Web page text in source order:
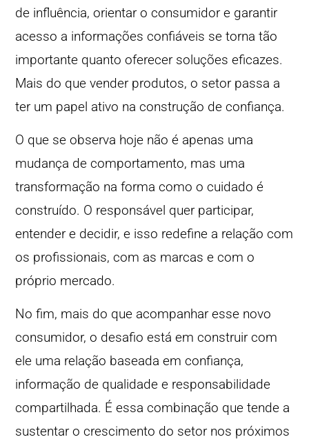
de influência, orientar o consumidor e garantir
acesso a informações confiáveis se torna tão
importante quanto oferecer soluções eficazes.
Mais do que vender produtos, o setor passa a
ter um papel ativo na construção de confiança.
O que se observa hoje não é apenas uma
mudança de comportamento, mas uma
transformação na forma como o cuidado é
construído. O responsável quer participar,
entender e decidir, e isso redefine a relação com
os profissionais, com as marcas e com o
próprio mercado.
No fim, mais do que acompanhar esse novo
consumidor, o desafio está em construir com
ele uma relação baseada em confiança,
informação de qualidade e responsabilidade
compartilhada. É essa combinação que tende a
sustentar o crescimento do setor nos próximos